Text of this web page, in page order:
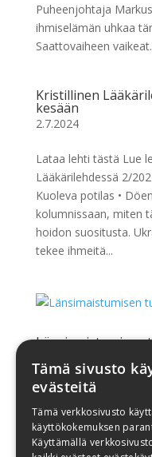
Puheenjohtaja
ihmiselämän uhkaa
Saattovaiheen
Kristillinen
kesään
2.7.2024
Lataa lehti tästä Lue
Lääkärilehdessä 2/
Kuoleva potilas •
kolumnissaan, miten
hoidon suositusta.
tekee ihmeitä...
Länsimaistumisen
6.3.2024
Reino Pöyhiä ja Tapio
matkastaan, Mbeyan
terveydenhuollon
Tämä sivusto
evästeitä
Tämä verkkosivusto
käyttökokemuksen
Käyttämällä